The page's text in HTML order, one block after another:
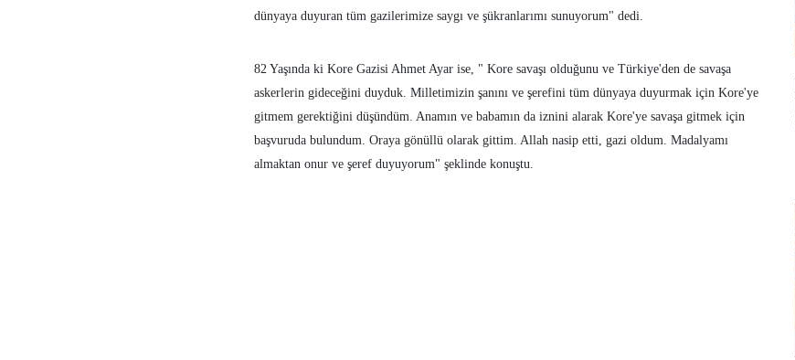
dünyaya duyuran tüm gazilerimize saygı ve şükranlarımı sunuyorum" dedi.
82 Yaşında ki Kore Gazisi Ahmet Ayar ise, " Kore savaşı olduğunu ve Türkiye'den de savaşa
askerlerin gideceğini duyduk. Milletimizin şanını ve şerefini tüm dünyaya duyurmak için Kore'ye
gitmem gerektiğini düşündüm. Anamın ve babamın da iznini alarak Kore'ye savaşa gitmek için
başvuruda bulundum. Oraya gönüllü olarak gittim. Allah nasip etti, gazi oldum. Madalyamı
almaktan onur ve şeref duyuyorum" şeklinde konuştu.